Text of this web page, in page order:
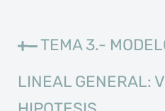
TEMA 3.-
LINEAL GENERAL: